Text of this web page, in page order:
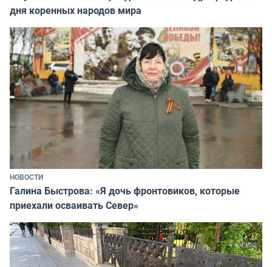
дня коренных народов мира
НОВОСТИ
Галина Быстрова: «Я дочь фронтовиков, которые
приехали осваивать Север»